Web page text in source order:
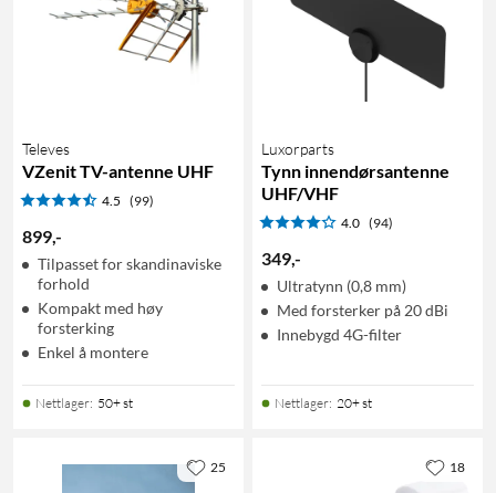
Televes
VZenit TV-antenne UHF
4.5 (99)
899,-
Tilpasset for skandinaviske
forhold
Kompakt med høy
forsterking
Enkel å montere
Nettlager: 50+ st
Luxorparts
Tynn innendørsantenne
UHF/VHF
4.0 (94)
349,-
Ultratynn (0,8 mm)
Med forsterker på 20 dBi
Innebygd 4G-filter
Nettlager: 20+ st
25 18